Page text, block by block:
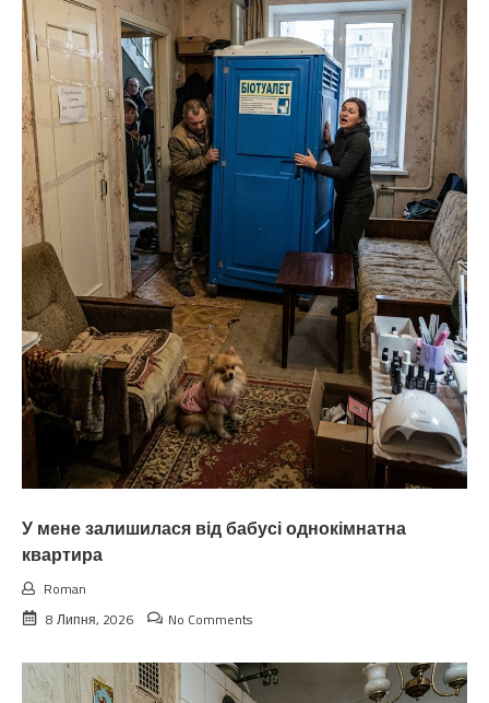
У мене залишилася від бабусі однокімнатна
квартира
Roman
8 Липня, 2026
No Comments